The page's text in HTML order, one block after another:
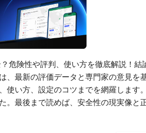
危険性や評判、使い方を徹底解説！
、最新の評価データと専門家の意見
使い方、設定のコツまでを網羅しま
。最後まで読めば、安全性の現実像と